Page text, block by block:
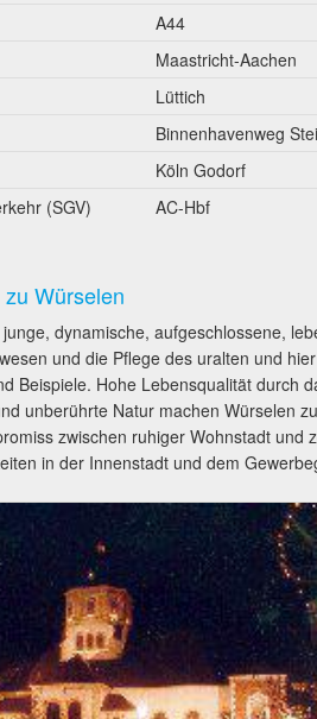
A44
Maastricht-Aachen
Lüttich
Binnenhavenweg
Köln Godorf
(SGV)
AC-Hbf
Würselen
dynamische, aufgeschlossene,
und die Pflege des uralten und
Beispiele. Hohe Lebensqualität durch
unberührte Natur machen Würselen
zwischen ruhiger Wohnstadt und
in der Innenstadt und dem